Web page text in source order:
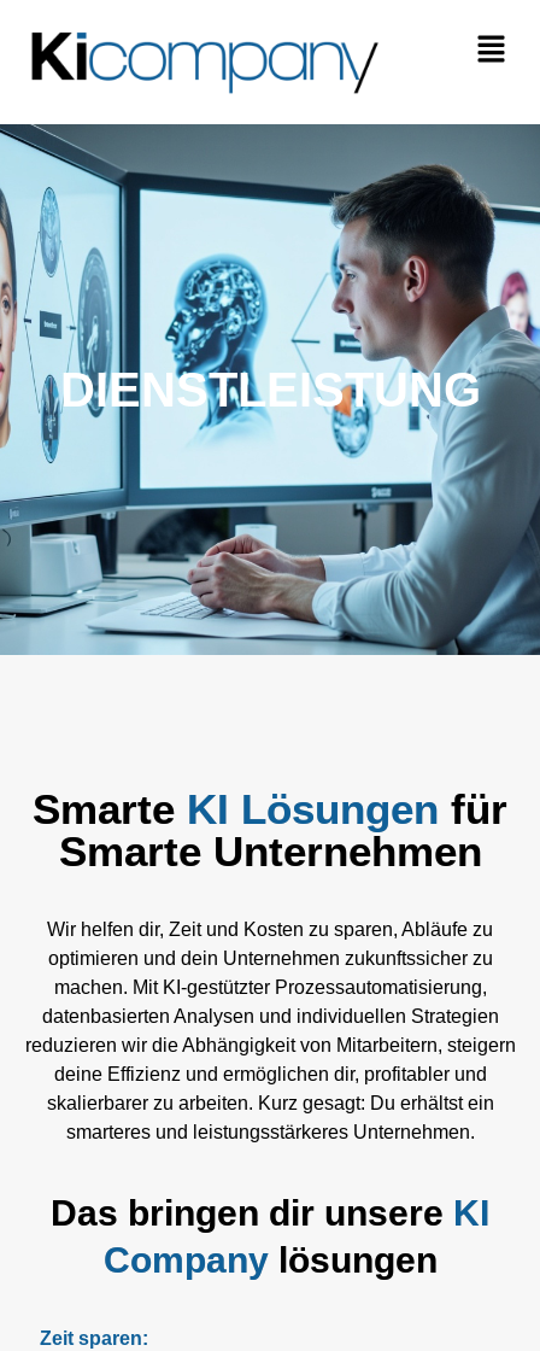
DIENSTLEISTUNG
Smarte KI Lösungen für
Smarte Unternehmen
Wir helfen dir, Zeit und Kosten zu sparen, Abläufe zu
optimieren und dein Unternehmen zukunftssicher zu
machen. Mit KI-gestützter Prozessautomatisierung,
datenbasierten Analysen und individuellen Strategien
reduzieren wir die Abhängigkeit von Mitarbeitern, steigern
deine Effizienz und ermöglichen dir, profitabler und
skalierbarer zu arbeiten. Kurz gesagt: Du erhältst ein
smarteres und leistungsstärkeres Unternehmen.
Das bringen dir unsere KI
Companylösungen
Zeit sparen: